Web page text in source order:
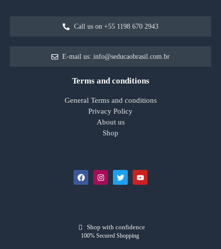
Call us on +55 1198 670 2943
E-mail us: info@seducaobrasil.com.br
Terms and conditions
General Terms and conditions
Privacy Policy
About us
Shop
Shop with confidence
100% Secured Shopping